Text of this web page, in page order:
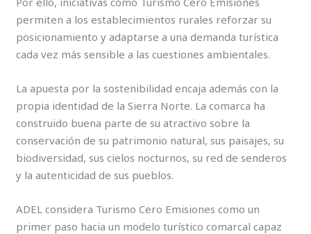
permiten a los establecimientos rurales reforzar su
posicionamiento y adaptarse a una demanda turística
cada vez más sensible a las cuestiones ambientales.
La apuesta por la sostenibilidad encaja además con la
propia identidad de la Sierra Norte. La comarca ha
construido buena parte de su atractivo sobre la
conservación de su patrimonio natural, sus paisajes, su
biodiversidad, sus cielos nocturnos, su red de senderos
y la autenticidad de sus pueblos.
ADEL considera Turismo Cero Emisiones como un
primer paso hacia un modelo turístico comarcal capaz